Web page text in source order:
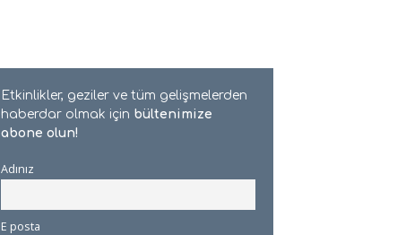
Etkinlikler, geziler ve tüm gelişmelerden
haberdar olmak için bültenimize
abone olun!
Adınız
E posta